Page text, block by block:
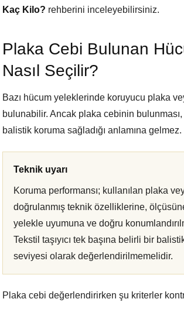
Kaç Kilo? rehberini inceleyebilirsiniz.
Plaka Cebi Bulunan
Nasıl Seçilir?
Bazı hücum yeleklerinde koruyucu plaka
bulunabilir. Ancak plaka cebinin bulunması,
balistik koruma sağladığı anlamına gelmez.
Teknik uyarı
Koruma performansı; kullanılan plaka
doğrulanmış teknik özelliklerine,
yelekle uyumuna ve doğru
Tekstil taşıyıcı tek başına belirli bir
seviyesi olarak değerlendirilmemelidir.
Plaka cebi değerlendirirken şu kriterler